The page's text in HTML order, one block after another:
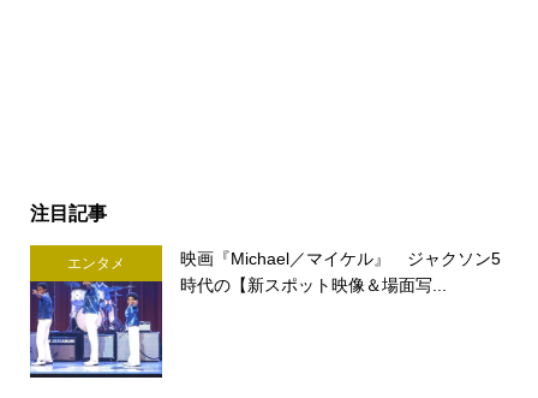
注目記事
エンタメ
映画『Michael／マイケル』 ジャクソン5
時代の【新スポット映像＆場面写...